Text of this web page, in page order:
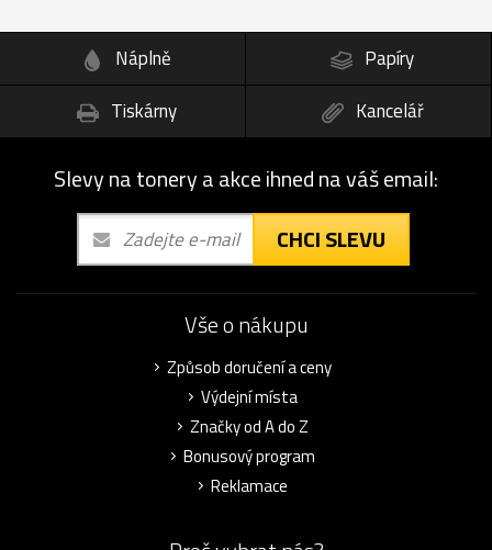
Náplně
Papíry
Tiskárny
Kancelář
Slevy na tonery a akce ihned na váš email:
CHCI SLEVU
Vše o nákupu
Způsob doručení a ceny
Výdejní místa
Značky od A do Z
Bonusový program
Reklamace